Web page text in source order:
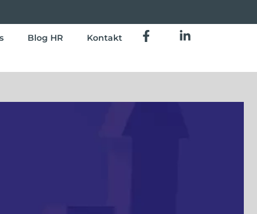
Blog HR Kontakt